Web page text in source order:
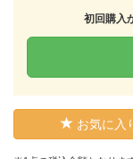
初回購入
お気に入